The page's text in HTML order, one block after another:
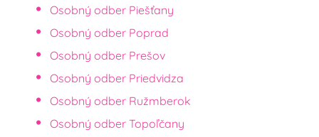
Osobný odber Piešťany
Osobný odber Poprad
Osobný odber Prešov
Osobný odber Priedvidza
Osobný odber Ružmberok
Osobný odber Topoľčany